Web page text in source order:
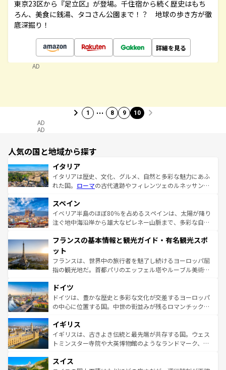
東京23区から『足立区』が登場。千住宿から続く歴史はもち
ろん、美食に銭湯、タコさん公園まで！？ 地球の歩き方が徹
底深掘り！
詳細を見る
AD
1 … 8 9 10
AD
AD
人気の国と地域から探す
イタリア
イタリアは歴史、文化、グルメ、自然と多彩な魅力にあふ
れた国。 ローマの古代遺跡やフィレンツェのルネッサンス
ろん、トスカーナの美しい田園風景やアマルフィ海岸の絶
景など、自然景観も見逃せない。観光の合間には、本場の
ピザやパスタなど、絶品のイタリア料理を堪能することも
ませてくれるイタリアで、忘れられない旅をしてみよう！
なお、新着のイタリア情報は
しい。
スペイン
イベリア半島のほぼ80％を占めるスペインは、太陽が降り
注ぐ地中海沿岸から雄大なピレネー山脈まで、多彩な自然
文化が根付くこの国では、情熱的なフラメンコ、熱気あふ
れる闘牛、そして美味しいタパスが生活の一部となってい
る。首都マドリードの洗練された雰囲気や、バルセロナの
アートに溢れた街角から、地方では古代ローマ遺跡や中世
せる。地方によって風土や気候が異なるスペインはその個
性で訪れる人を魅了する。 なお、新着のスペイン情報は コ
ンテンツ一覧を参照してほしい。
フランスの基本情報と観光ガイド・有名観光スポ
ット
フランスは、世界中の旅行者を魅了し続けるヨーロッパ屈
指の観光地だ。首都パリのエッフェル塔やルーブル美術館
で、幅広い魅力が詰まっている。華麗な宮殿、歴史的な大
聖堂、美しいビーチ、そして豊かな自然が、訪れる者を心
から魅了する。また、フランスは美食の国としても知ら
いる。シャンパンの発祥地であるランス、プロヴァンスの
香り高いラベンダー畑など、多彩な楽しみ方が可能だ。さ
らに、パリ以外の地域にも魅力が溢れており、どの街角に
れる地方に足を運ぶとそれぞれで全く異なる文化を体験で
ドイツ
ドイツは、豊かな歴史と多彩な文化が交差するヨーロッパ
の中心に位置する国。中世の街並みが残るロマンチック街
顔を持つこの国は、どこを歩いても飽きることがない。ベ
ルリンの文化的活気、バイエルン州のアルプスの絶景、そ
してライン川沿いのワイン畑といった風景は必見。ビール
は、お酒好きな人にはぜひ体験してほしい。 なお、新着の
イギリス
イギリスは、古きよき伝統と最先端が共存する国。ウェス
トミンスター寺院や大英博物館のようなランドマーク、歴
リアごとに異なる魅力がある。また、優雅なアフタヌーン
スイス